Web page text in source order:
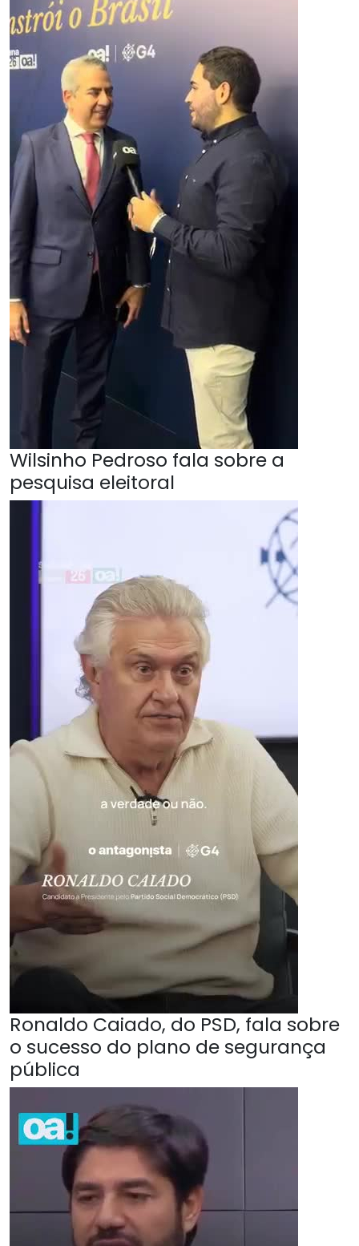
Wilsinho Pedroso fala sobre a
pesquisa eleitoral
Ronaldo Caiado, do PSD, fala sobre
o sucesso do plano de segurança
pública